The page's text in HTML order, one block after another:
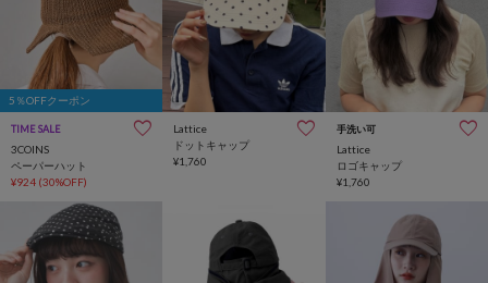
5％OFFクーポン
TIME SALE
3COINS
ペーパーハット
¥924 (30%OFF)
Lattice
ドットキャップ
¥1,760
手洗い可
Lattice
ロゴキャップ
¥1,760